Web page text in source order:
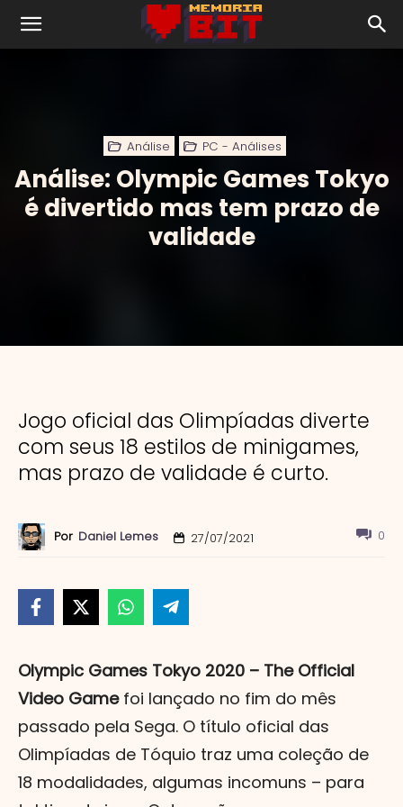
Análise PC - Análises
Análise: Olympic Games Tokyo
é divertido mas tem prazo de
validade
Jogo oficial das Olimpíadas diverte
com seus 18 estilos de minigames,
mas prazo de validade é curto.
Por Daniel Lemes 27/07/2021 0
Olympic Games Tokyo 2020 – The Official
Video Gamefoi lançado no fim do mês
passado pela Sega. O título oficial das
Olimpíadas de Tóquio traz uma coleção de
18 modalidades, algumas incomuns – para